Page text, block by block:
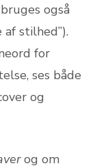
også
stilhed”).
for
ses både
og
og om